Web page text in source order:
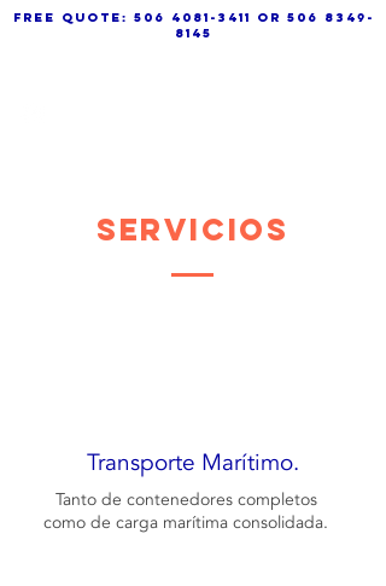
free quote: 506 4081-3411 or 506 8349-
8145
SERVICIOS
Transporte Marítimo.
Tanto de contenedores completos
como de carga marítima consolidada.